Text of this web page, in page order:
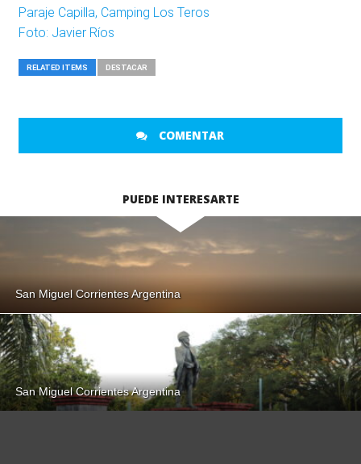
Paraje Capilla, Camping Los Teros
Foto: Javier Ríos
RELATED ITEMS DESTACAR
COMENTAR
PUEDE INTERESARTE
San Miguel Corrientes Argentina
San Miguel Corrientes Argentina